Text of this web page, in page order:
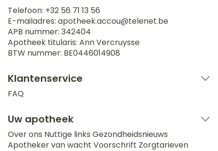
Telefoon: +32 56 71 13 56
E-mailadres: apotheek.accou@telenet.be
APB nummer: 342404
Apotheek titularis: Ann Vercruysse
BTW nummer: BE0446014908
Klantenservice
FAQ
Uw apotheek
Over ons Nuttige links Gezondheidsnieuws
Apotheker van wacht Voorschrift Zorgtarieven